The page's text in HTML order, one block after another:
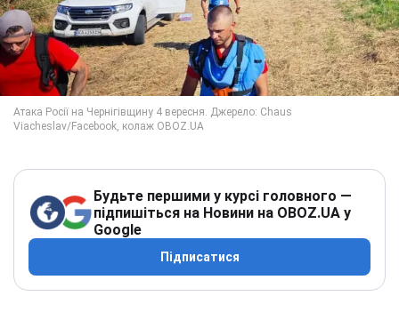
Будьте першими у курсі головного —
підпишіться на Новини на OBOZ.UA у
Google
Підписатися